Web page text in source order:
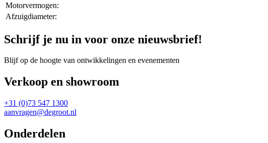
Motorvermogen:
Afzuigdiameter:
Schrijf je nu in voor onze nieuwsbrief!
Blijf op de hoogte van ontwikkelingen en evenementen
Verkoop en showroom
+31 (0)73 547 1300
aanvragen@degroot.nl
Onderdelen